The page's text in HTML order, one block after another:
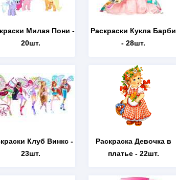
Милая Пони -
20шт.
Клуб Винкс -
23шт.
Раскраски Кукла Барби
- 28шт.
Раскраска Девочка в
платье- 22шт.